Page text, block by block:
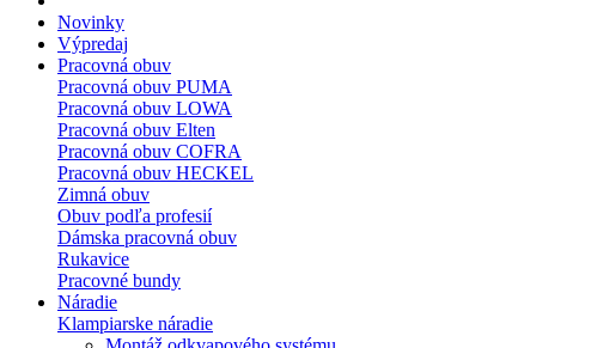
Novinky
Výpredaj
Pracovná obuv
Pracovná obuv PUMA
Pracovná obuv LOWA
Pracovná obuv Elten
Pracovná obuv COFRA
Pracovná obuv HECKEL
Zimná obuv
Obuv podľa profesií
Dámska pracovná obuv
Rukavice
Pracovné bundy
Náradie
Klampiarske náradie